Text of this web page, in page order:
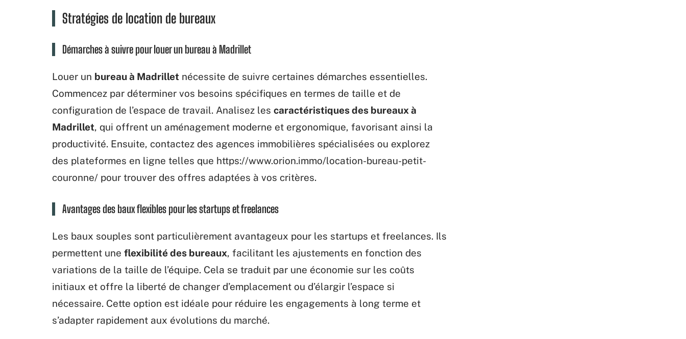
Stratégies de location de bureaux
Démarches à suivre pour louer un bureau à Madrillet
Louer un bureau à Madrillet nécessite de suivre certaines démarches essentielles.
Commencez par déterminer vos besoins spécifiques en termes de taille et de
configuration de l’espace de travail. Analisez les caractéristiques des bureaux à
Madrillet, qui offrent un aménagement moderne et ergonomique, favorisant ainsi la
productivité. Ensuite, contactez des agences immobilières spécialisées ou explorez
des plateformes en ligne telles que https://www.orion.immo/location-bureau-petit-
couronne/ pour trouver des offres adaptées à vos critères.
Avantages des baux flexibles pour les startups et freelances
Les baux souples sont particulièrement avantageux pour les startups et freelances. Ils
permettent une flexibilité des bureaux, facilitant les ajustements en fonction des
variations de la taille de l’équipe. Cela se traduit par une économie sur les coûts
initiaux et offre la liberté de changer d’emplacement ou d’élargir l’espace si
nécessaire. Cette option est idéale pour réduire les engagements à long terme et
s’adapter rapidement aux évolutions du marché.